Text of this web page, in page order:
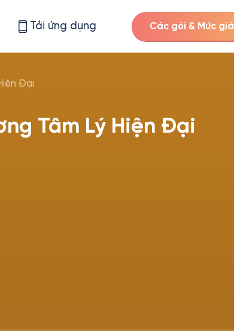
Tải ứng dụng Các gói & Mức giá
Đại
Tâm Lý Hiện Đại